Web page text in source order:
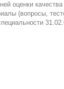
оценки
(вопросы,